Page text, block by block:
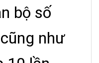
bộ số
như